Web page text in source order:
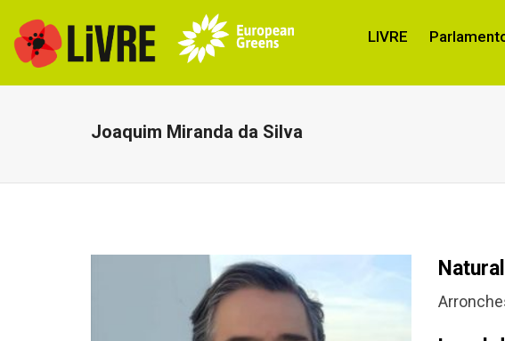
LIVRE
Joaquim Miranda da Silva